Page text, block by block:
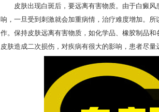
皮肤出现白斑后，要远离有害物质。由于白癜风
响，一旦受到刺激就会加重病情，治疗难度增加。
作。保持皮肤远离有害物质，如化学品、橡胶制品
皮肤造成二次损伤，对疾病有很大的影响，患者尽量